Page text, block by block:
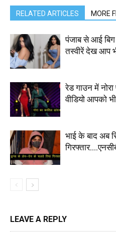
RELATED ARTICLES MORE
पंजाब से आई
तस्वीरें देख आप
रेड गाउन में
वीडियो आपको
भाई के बाद अब
LEAVE A REPLY